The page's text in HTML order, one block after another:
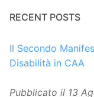
RECENT POSTS
Il Secondo
Disabilità in CAA
Pubblicato il 13